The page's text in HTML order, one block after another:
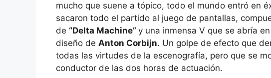
mucho que suene a tópico, todo el mundo entró en
sacaron todo el partido al juego de pantallas,
de “Delta Machine” y una inmensa V que se abría
diseño de Anton Corbijn. Un golpe de efecto que
todas las virtudes de la escenografía, pero que se
conductor de las dos horas de actuación.